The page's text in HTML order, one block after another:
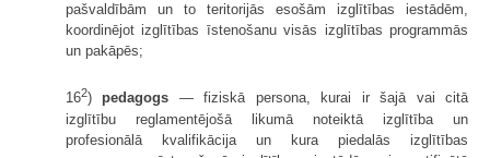
pašvaldībām un to teritorijās esošām izglītības iestādēm,
koordinējot izglītības īstenošanu visās izglītības programmās
un pakāpēs;
162) pedagogs — fiziskā persona, kurai ir šajā vai citā
izglītību reglamentējošā likumā noteiktā izglītība un
profesionālā kvalifikācija un kura piedalās izglītības